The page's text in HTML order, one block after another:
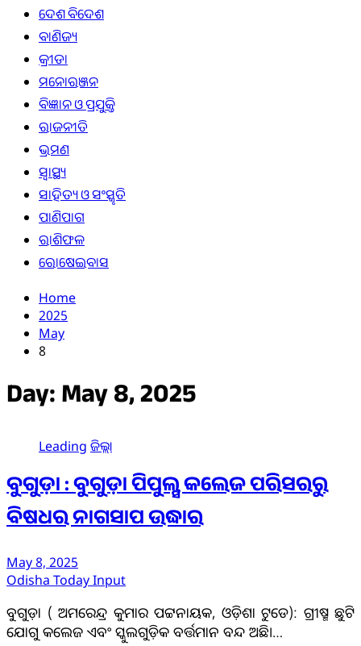
ଦେଶ ବିଦେଶ
ବାଣିଜ୍ୟ
କ୍ରୀଡା
ମନୋରଞ୍ଜନ
ବିଜ୍ଞାନ ଓ ପ୍ରଯୁକ୍ତି
ରାଜନୀତି
ଭ୍ରମଣ
ସ୍ୱାସ୍ଥ୍ୟ
ସାହିତ୍ୟ ଓ ସଂସ୍କୃତି
ପାଣିପାଗ
ରାଶିଫଳ
ରୋଷେଇବାସ
Home
2025
May
8
Day:May 8, 2025
Leading ଜିଲ୍ଲା
ବୁଗୁଡ଼ା : ବୁଗୁଡ଼ା ପିପୁଲ୍ସ କଲେଜ ପରିସରରୁ
ବିଷଧର ନାଗସାପ ଉଦ୍ଧାର
May 8, 2025
Odisha Today Input
ବୁଗୁଡ଼ା ( ଅମରେନ୍ଦ୍ର କୁମାର ପଟ୍ଟନାୟକ, ଓଡ଼ିଶା ଟୁଡେ): ଗ୍ରୀଷ୍ମ ଛୁଟି
ଯୋଗୁ କଲେଜ ଏବଂ ସ୍କୁଲଗୁଡ଼ିକ ବର୍ତ୍ତମାନ ବନ୍ଦ ଅଛି।…